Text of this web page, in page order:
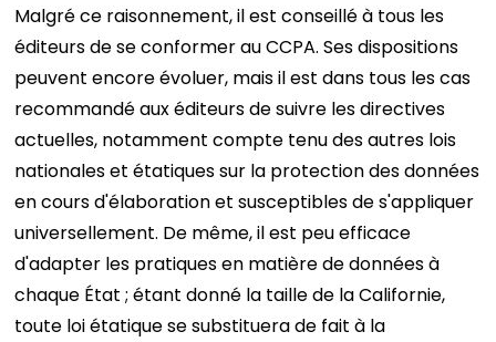
Malgré ce raisonnement, il est conseillé à tous les
éditeurs de se conformer au CCPA. Ses dispositions
peuvent encore évoluer, mais il est dans tous les cas
recommandé aux éditeurs de suivre les directives
actuelles, notamment compte tenu des autres lois
nationales et étatiques sur la protection des données
en cours d'élaboration et susceptibles de s'appliquer
universellement. De même, il est peu efficace
d'adapter les pratiques en matière de données à
chaque État ; étant donné la taille de la Californie,
toute loi étatique se substituera de fait à la